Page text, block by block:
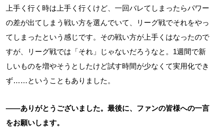
上手く行く時は上手く行くけど、一回バレてしまったらパワー
の差が出てしまう戦い方を選んでいて、リーグ戦でそれをやっ
てしまったという感じです。その戦い方が上手くはなったので
すが、リーグ戦では「それ」じゃないだろうなと。1週間で新
しいものを増やそうとしたけど試す時間が少なくて実用化でき
ず……ということもありました。
――ありがとうございました。最後に、ファンの皆様への一言
をお願いします。